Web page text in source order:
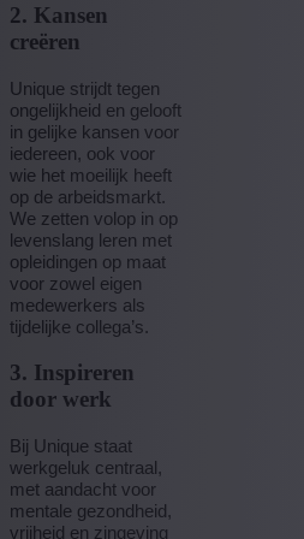
2. Kansen
creëren
Unique strijdt tegen
ongelijkheid en gelooft
in gelijke kansen voor
iedereen, ook voor
wie het moeilijk heeft
op de arbeidsmarkt.
We zetten volop in op
levenslang leren met
opleidingen op maat
voor zowel eigen
medewerkers als
tijdelijke collega’s.
3. Inspireren
door werk
Bij Unique staat
werkgeluk centraal,
met aandacht voor
mentale gezondheid,
vrijheid en zingeving